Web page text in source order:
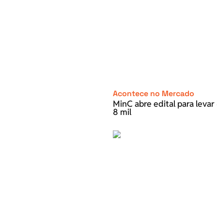
Acontece no Mercado
MinC abre edital para
8 mil